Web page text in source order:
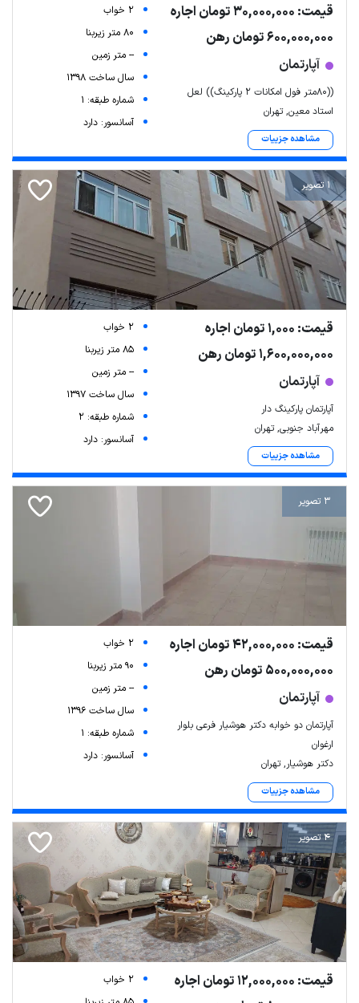
قیمت: 30,000,000 تومان اجاره
600,000,000 تومان رهن
آپارتمان
((۸۰متر فول امکانات ۲ پارکینگ)) لعل
استاد معین, تهران
مشاهده جزییات
2 خواب
80 متر زیربنا
-- متر زمین
سال ساخت 1398
شماره طبقه: 1
آسانسور: دارد
1 تصویر
قیمت: 1,000 تومان اجاره
1,600,000,000 تومان رهن
آپارتمان
آپارتمان پارکینگ دار
مهرآباد جنوبی, تهران
مشاهده جزییات
2 خواب
85 متر زیربنا
-- متر زمین
سال ساخت 1397
شماره طبقه: 2
آسانسور: دارد
3 تصویر
قیمت: 42,000,000 تومان اجاره
500,000,000 تومان رهن
آپارتمان
آپارتمان دو خوابه دکتر هوشیار فرعی بلوار
ارغوان
دکتر هوشیار, تهران
مشاهده جزییات
2 خواب
90 متر زیربنا
-- متر زمین
سال ساخت 1396
شماره طبقه: 1
آسانسور: دارد
4 تصویر
قیمت: 12,000,000 تومان اجاره
2 خواب